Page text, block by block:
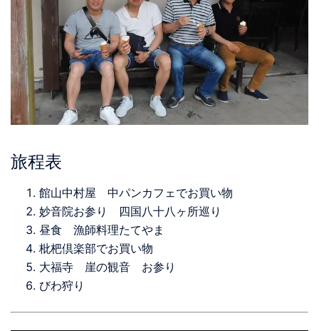
旅程表
館山中村屋 中パンカフェでお買い物
妙音院お参り 四国八十八ヶ所巡り
昼食 漁師料理たてやま
枇杷倶楽部でお買い物
大福寺 崖の観音 お参り
びわ狩り